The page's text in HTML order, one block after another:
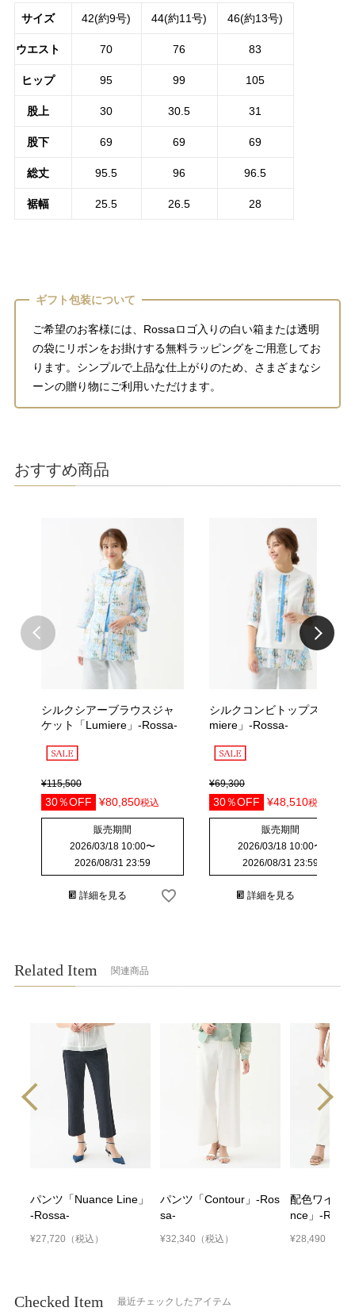
サイズ
42(約9号) 44(約11号) 46(約13号)
ウエスト 70 76 83
ヒップ 95 99 105
股上 30 30.5 31
股下 69 69 69
総丈 95.5 96 96.5
裾幅 25.5 26.5 28
ギフト包装について
ご希望のお客様には、Rossaロゴ入りの白い箱または透明
の袋にリボンをお掛けする無料ラッピングをご用意してお
ります。シンプルで上品な仕上がりのため、さまざまなシ
ーンの贈り物にご利用いただけます。
おすすめ商品
シルクシアーブラウスジャ
ケット「Lumiere」-Rossa-
¥115,500
30％OFF ¥80,850税込
販売期間
2026/03/18 10:00〜
2026/08/31 23:59
詳細を見る
シルクコンビトップス「Lu
miere」-Rossa-
¥69,300
30％OFF ¥48,510税込
販売期間
2026/03/18 10:00〜
2026/08/31 23:59
詳細を見る
Related Item 関連商品
パンツ「Nuance Line」
-Rossa-
¥27,720 （税込）
パンツ「Contour」-Ros
sa-
¥32,340 （税込）
配色ワイド
nce」-
¥28,490
Checked Item 最近チェックしたアイテム